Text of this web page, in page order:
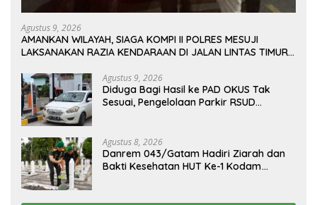
Agustus 9, 2026
AMANKAN WILAYAH, SIAGA KOMPI II POLRES MESUJI
LAKSANAKAN RAZIA KENDARAAN DI JALAN LINTAS TIMUR
Agustus 9, 2026
Diduga Bagi Hasil ke PAD OKUS Tak
Sesuai, Pengelolaan Parkir RSUD
Agustus 8, 2026
Danrem 043/Gatam Hadiri Ziarah dan
Bakti Kesehatan HUT Ke-1 Kodam